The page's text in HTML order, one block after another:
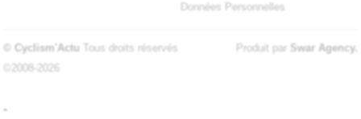
Données Personnelles
© Cyclism'Actu Tous droits réservés
©2008-2026
Produit par Swar Agency.
-